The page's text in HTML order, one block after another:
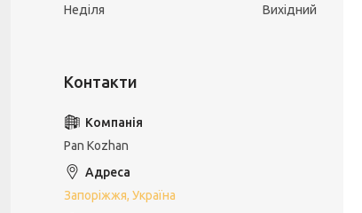
Неділя
Вихідний
Pan Kozhan
Запоріжжя, Україна